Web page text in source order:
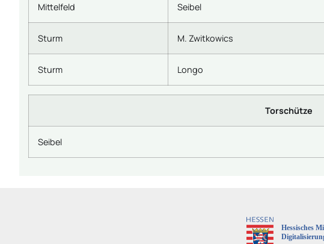
Mittelfeld Seibel
Sturm M. Zwitkowics
Sturm Longo
Torschütze
Seibel